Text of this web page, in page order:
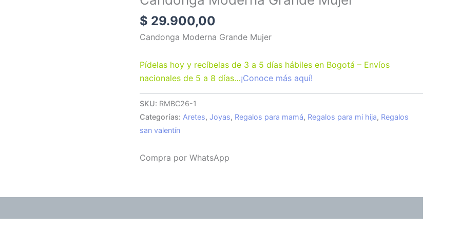
$ 29.900,00
Candonga Moderna Grande Mujer
Pídelas hoy y recíbelas de 3 a 5 días hábiles en Bogotá – Envíos
nacionales de 5 a 8 días…¡Conoce más aquí!
SKU: RMBC26-1
Categorías: Aretes, Joyas, Regalos para mamá, Regalos para mi hija, Regalos
san valentín
Compra por WhatsApp